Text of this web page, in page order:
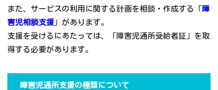
また、サービスの利用に関する計画を相談・作成する「障
害児相談支援 」があります。
支援を受けるにあたっては、「障害児通所受給者証」を取
得する必要があります。
障害児通所支援の種類について